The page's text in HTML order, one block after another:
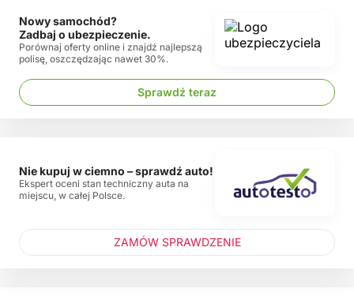
Nowy samochód?
Zadbaj o ubezpieczenie.
Porównaj oferty online i znajdź najlepszą
polisę, oszczędzając nawet 30%.
Sprawdź teraz
Nie kupuj w ciemno – sprawdź auto!
Ekspert oceni stan techniczny auta na
miejscu, w całej Polsce.
ZAMÓW SPRAWDZENIE